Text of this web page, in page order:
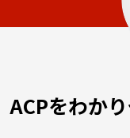
ACPをわか